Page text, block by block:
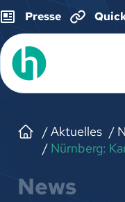
Presse
Aktuelles
Nürnberg:
News